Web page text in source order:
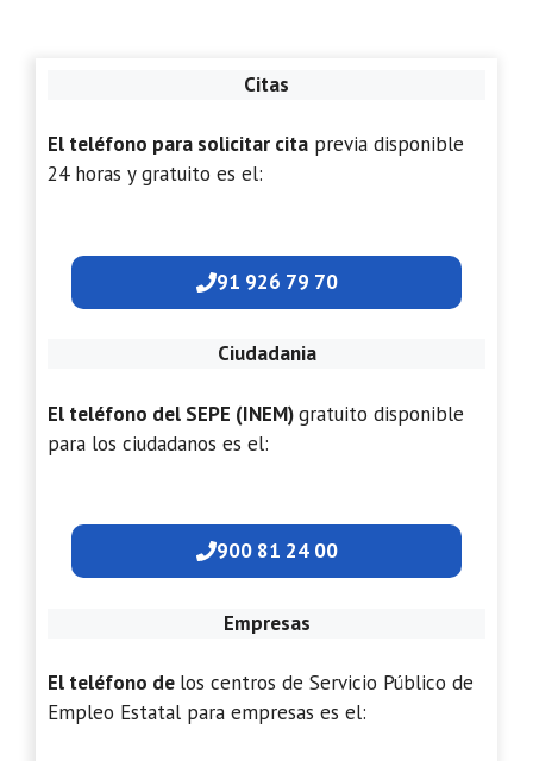
Citas
El teléfono para solicitar cita previa disponible
24 horas y gratuito es el:
91 926 79 70
Ciudadania
El teléfono del SEPE (INEM)gratuito disponible
para los ciudadanos es el:
900 81 24 00
Empresas
El teléfono de los centros de Servicio Público de
Empleo Estatal para empresas es el: